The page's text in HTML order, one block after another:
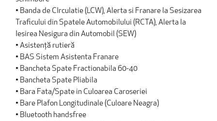
• Banda de CIrculatie (LCW), Alerta si Franare la Sesizarea
Traficului din Spatele Automobilului (RCTA), Alerta la
Iesirea Nesigura din Automobil (SEW)
• Asistență rutieră
• BAS Sistem Asistenta Franare
• Bancheta Spate Fractionabila 60-40
• Bancheta Spate Pliabila
• Bara Fata/Spate in Culoarea Caroseriei
• Bare Plafon Longitudinale (Culoare Neagra)
• Bluetooth handsfree